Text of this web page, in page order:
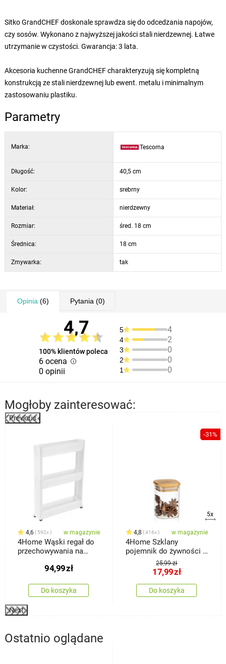
Sitko GrandCHEF doskonale sprawdza się do odcedzania napojów,
czy sosów. Wykonano z najwyższej jakości stali nierdzewnej. Łatwe
utrzymanie w czystości. Gwarancja: 3 lata.
Akcesoria kuchenne GrandCHEF charakteryzują się kompletną
konstrukcją ze stali nierdzewnej lub ewent. metalu i minimalnym
zastosowaniu plastiku.
Parametry
Marka: Tescoma
Długość: 40,5 cm
Kolor: srebrny
Materiał: nierdzewny
Rozmiar: śred. 18 cm
Średnica: 18 cm
Zmywarka: tak
Opinia (6) Pytania (0)
4,7
100% klientów poleca
6 ocena
0 opinii
5 4
4 2
3 0
2 0
1 0
Mogłoby zainteresować:
Previous
4,6 592x w magazynie
4Home Wąski regał do
przechowywania na
94,99zł
Do koszyka
-31%
5x
4,8 416x w magazynie
4Home Szklany
pojemnik do żywności z
wiekiem Bamboo, 170
25,99 zł
17,99zł
Do koszyka
Next
Ostatnio oglądane